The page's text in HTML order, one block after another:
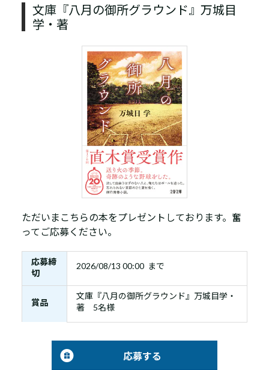
文庫『八月の御所グラウンド』万城目
学・著
ただいまこちらの本をプレゼントしております。奮
ってご応募ください。
応募締
切
2026/08/13 00:00 まで
賞品
文庫『八月の御所グラウンド』万城目学・
著 5名様
応募する